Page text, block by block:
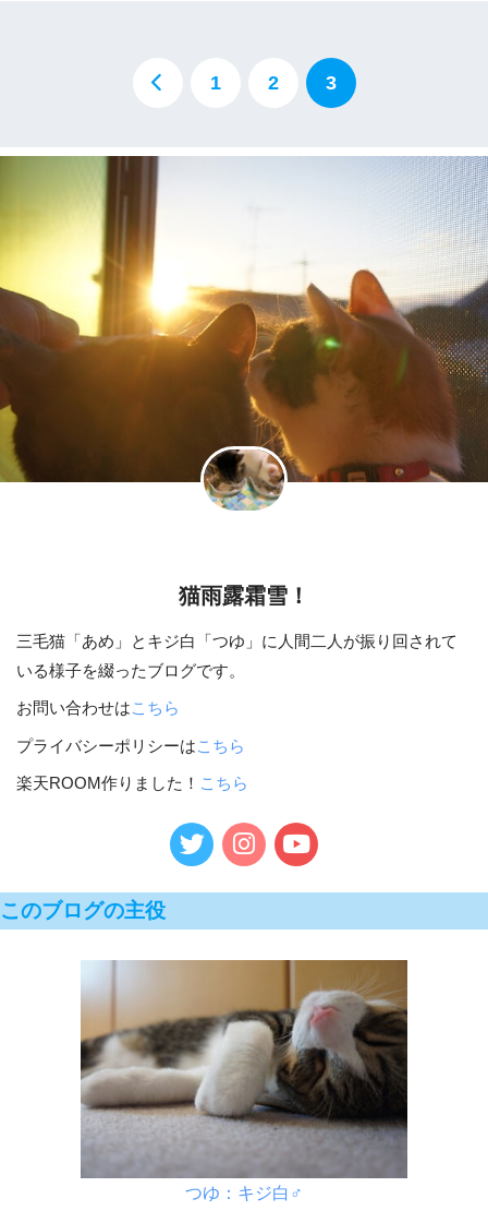
1 2 3
猫雨露霜雪！
三毛猫「あめ」とキジ白「つゆ」に人間二人が振り回されて
いる様子を綴ったブログです。
お問い合わせはこちら
プライバシーポリシーはこちら
楽天ROOM作りました！ こちら
このブログの主役
つゆ：キジ白♂